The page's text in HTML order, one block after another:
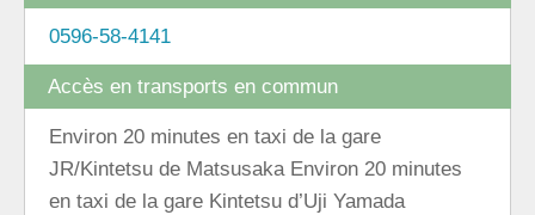
0596-58-4141
Accès en transports en commun
Environ 20 minutes en taxi de la gare
JR/Kintetsu de Matsusaka Environ 20 minutes
en taxi de la gare Kintetsu d’Uji Yamada